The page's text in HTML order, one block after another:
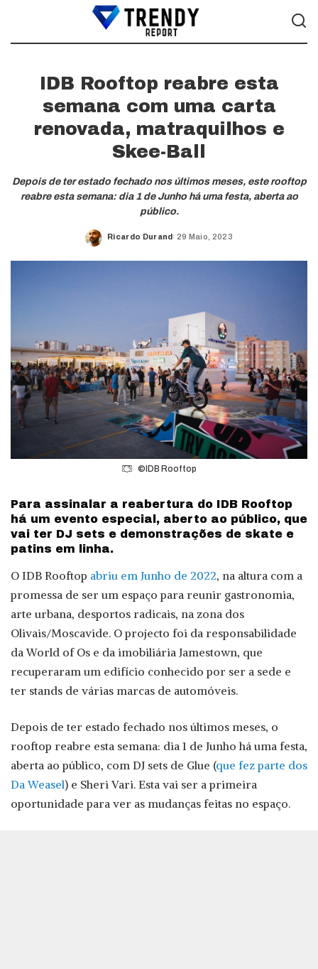
IDB Rooftop reabre esta
semana com uma carta
renovada, matraquilhos e
Skee-Ball
Depois de ter estado fechado nos últimos meses, este rooftop
reabre esta semana: dia 1 de Junho há uma festa, aberta ao
público.
Posted
Ricardo Durand 29 Maio, 2023
©IDB Rooftop
Para assinalar a reabertura do IDB Rooftop
há um evento especial, aberto ao público, que
vai ter DJ sets e demonstrações de skate e
patins em linha.
O IDB Rooftop abriu em Junho de 2022, na altura com a
promessa de ser um espaço para reunir gastronomia,
arte urbana, desportos radicais, na zona dos
Olivais/Moscavide. O projecto foi da responsabilidade
da World of Os e da imobiliária Jamestown, que
recuperaram um edifício conhecido por ser a sede e
ter stands de várias marcas de automóveis.
Depois de ter estado fechado nos últimos meses, o
rooftop reabre esta semana: dia 1 de Junho há uma festa,
aberta ao público, com DJ sets de Glue (que fez parte dos
Da Weasel) e Sheri Vari. Esta vai ser a primeira
oportunidade para ver as mudanças feitas no espaço.